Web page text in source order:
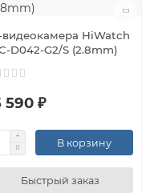
видеокамера HiWatch
D042-G2/S (2.8mm)
590 ₽
В корзину
Быстрый заказ